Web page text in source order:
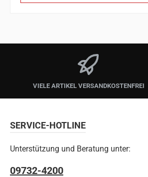
VIELE ARTIKEL VERSANDKOSTENFREI
SERVICE-HOTLINE
Unterstützung und Beratung unter:
09732-4200